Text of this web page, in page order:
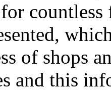
for
of shops
and this